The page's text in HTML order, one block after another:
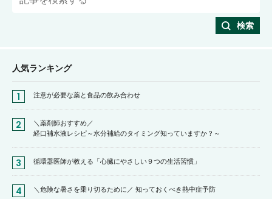
検索
人気ランキング
注意が必要な薬と食品の飲み合わせ
＼薬剤師おすすめ／
経口補水液レシピ～水分補給のタイミング知っていますか？～
循環器医師が教える「心臓にやさしい９つの生活習慣」
＼危険な暑さを乗り切るために／ 知っておくべき熱中症予防